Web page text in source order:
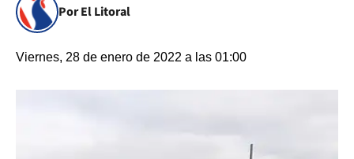
Por El Litoral
Viernes, 28 de enero de 2022 a las 01:00